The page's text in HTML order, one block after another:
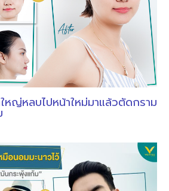
หญ่หลบไปหน้าใหม่มาแล้วตัดกราม